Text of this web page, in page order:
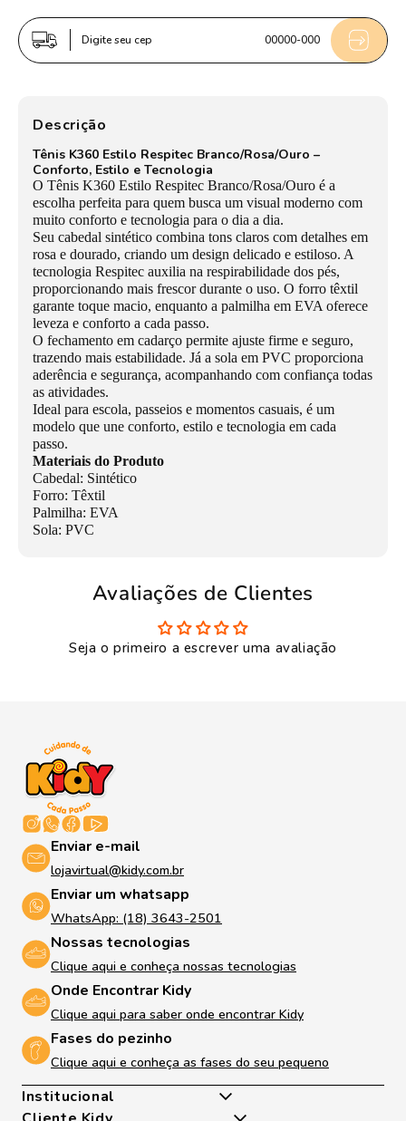
K360
Respitec
Rosa
Ouro
Tecnologia
e
Estilo
Respitec
Ouro
Tecnologia
e
Estilo
Digite seu cep 00000-000
Descrição
Tênis K360 Estilo Respitec Branco/Rosa/Ouro –
Conforto, Estilo e Tecnologia
O Tênis K360 Estilo Respitec Branco/Rosa/Ouro é a
escolha perfeita para quem busca um visual moderno com
muito conforto e tecnologia para o dia a dia.
Seu cabedal sintético combina tons claros com detalhes em
rosa e dourado, criando um design delicado e estiloso. A
tecnologia Respitec auxilia na respirabilidade dos pés,
proporcionando mais frescor durante o uso. O forro têxtil
garante toque macio, enquanto a palmilha em EVA oferece
leveza e conforto a cada passo.
O fechamento em cadarço permite ajuste firme e seguro,
trazendo mais estabilidade. Já a sola em PVC proporciona
aderência e segurança, acompanhando com confiança todas
as atividades.
Ideal para escola, passeios e momentos casuais, é um
modelo que une conforto, estilo e tecnologia em cada
passo.
Materiais do Produto
Cabedal: Sintético
Forro: Têxtil
Palmilha: EVA
Sola: PVC
Avaliações de Clientes
Seja o primeiro a escrever uma avaliação
Enviar e-mail
lojavirtual@kidy.com.br
Enviar um whatsapp
WhatsApp: (18) 3643-2501
Nossas tecnologias
Clique aqui e conheça nossas tecnologias
Onde Encontrar Kidy
Clique aqui para saber onde encontrar Kidy
Fases do pezinho
Clique aqui e conheça as fases do seu pequeno
Institucional